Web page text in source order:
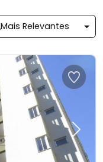
Mais Relevantes
Next